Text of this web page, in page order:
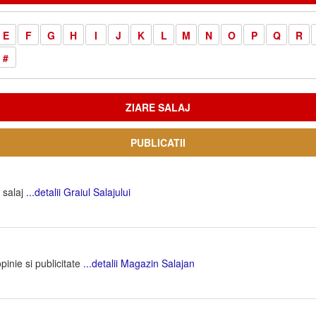
E F G H I J K L M N O P Q
R
#
ZIARE SALAJ
PUBLICATII
salaj ...detalii Graiul Salajului
si publicitate ...detalii Magazin Salajan